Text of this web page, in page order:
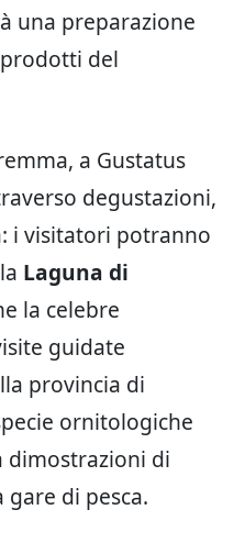
una preparazione
del
a Gustatus
degustazioni,
i visitatori potranno
Laguna di
la celebre
guidate
provincia di
ornitologiche
dimostrazioni di
gare di pesca.